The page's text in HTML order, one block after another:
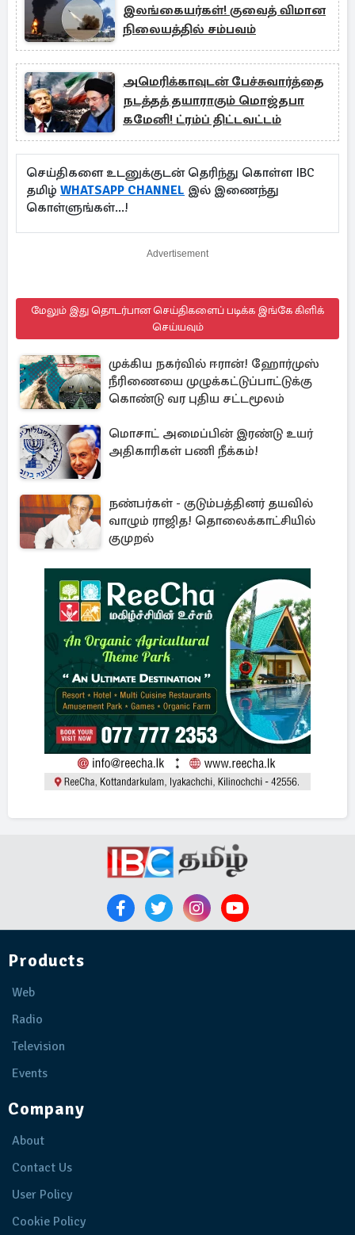
இலங்கையர்கள்! குவைத் விமான
நிலையத்தில் சம்பவம்
அமெரிக்காவுடன் பேச்சுவார்த்தை
நடத்தத் தயாராகும் மொஜ்தபா
கமேனி! ட்ரம்ப் திட்டவட்டம்
செய்திகளை உடனுக்குடன் தெரிந்து கொள்ள IBC
தமிழ் WHATSAPP CHANNEL இல் இணைந்து
கொள்ளுங்கள்...!
Advertisement
மேலும் இது தொடர்பான செய்திகளைப் படிக்க இங்கே கிளிக்
செய்யவும்
முக்கிய நகர்வில் ஈரான்! ஹோர்முஸ்
நீரிணையை முழுக்கட்டுப்பாட்டுக்கு
கொண்டு வர புதிய சட்டமூலம்
மொசாட் அமைப்பின் இரண்டு உயர்
அதிகாரிகள் பணி நீக்கம்!
நண்பர்கள் - குடும்பத்தினர் தயவில்
வாழும் ராஜித! தொலைக்காட்சியில்
குமுறல்
Products
Web
Radio
Television
Events
Company
About
Contact Us
User Policy
Cookie Policy